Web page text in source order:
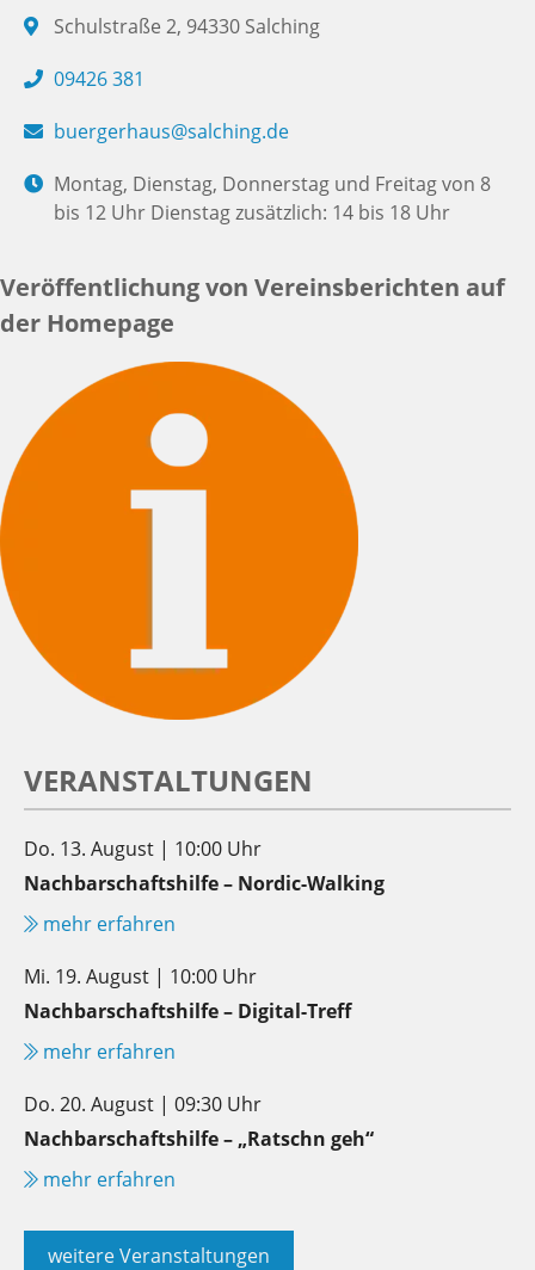
Schulstraße 2, 94330 Salching
09426 381
buergerhaus@salching.de
Montag, Dienstag, Donnerstag und Freitag von 8
bis 12 Uhr Dienstag zusätzlich: 14 bis 18 Uhr
Veröffentlichung von Vereinsberichten auf
der Homepage
VERANSTALTUNGEN
Do. 13. August | 10:00 Uhr
Nachbarschaftshilfe – Nordic-Walking
mehr erfahren
Mi. 19. August | 10:00 Uhr
Nachbarschaftshilfe – Digital-Treff
mehr erfahren
Do. 20. August | 09:30 Uhr
Nachbarschaftshilfe – „Ratschn geh“
mehr erfahren
weitere Veranstaltungen